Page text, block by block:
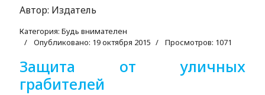
Автор: Издатель
Категория: Будь внимателен
Опубликовано: 19 октября 2015
Просмотров: 1071
Защита от уличных
грабителей